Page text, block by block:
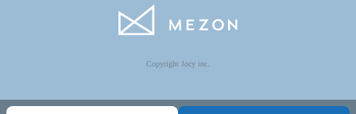
Copyright Jocy inc.